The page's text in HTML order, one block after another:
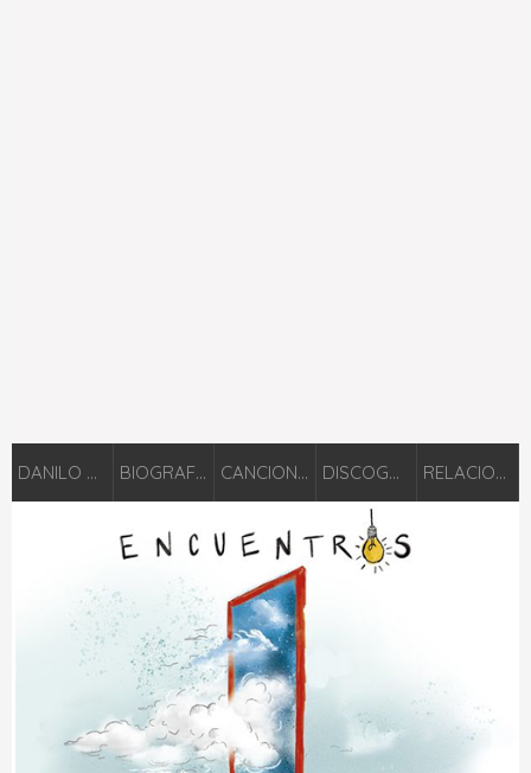
DANILO MONTERO BIOGRAFÍA CANCIONES DISCOGRAFÍA RELACIONADOS